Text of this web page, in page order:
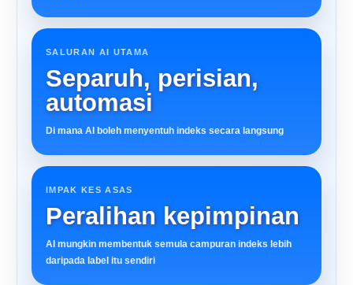
SALURAN AI UTAMA
Separuh, perisian,
automasi
Di mana AI boleh menyentuh indeks secara langsung
IMPAK KES ASAS
Peralihan kepimpinan
AI mungkin membentuk semula campuran indeks lebih
daripada label itu sendiri